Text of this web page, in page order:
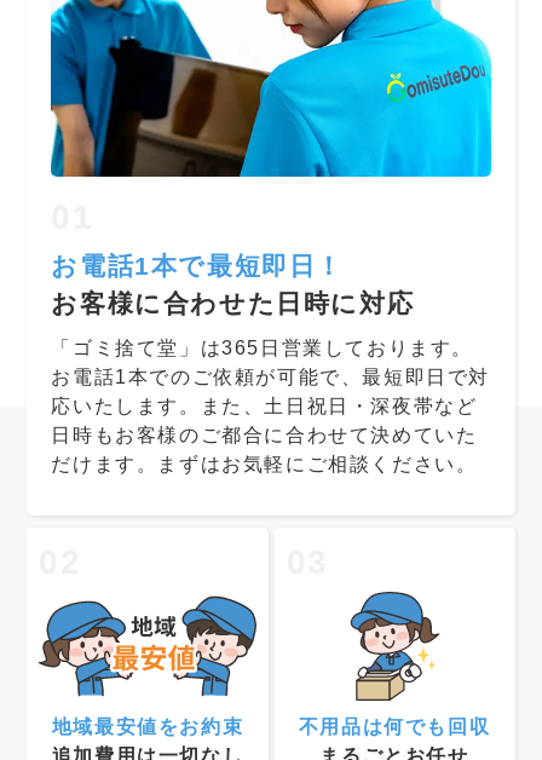
お電話1本で最短即日！
お客様に合わせた日時に対応
「ゴミ捨て堂」は365日営業しております。
お電話1本でのご依頼が可能で、最短即日で対
応いたします。また、土日祝日・深夜帯など
日時もお客様のご都合に合わせて決めていた
だけます。まずはお気軽にご相談ください。
地域最安値をお約束
不用品は何でも回収